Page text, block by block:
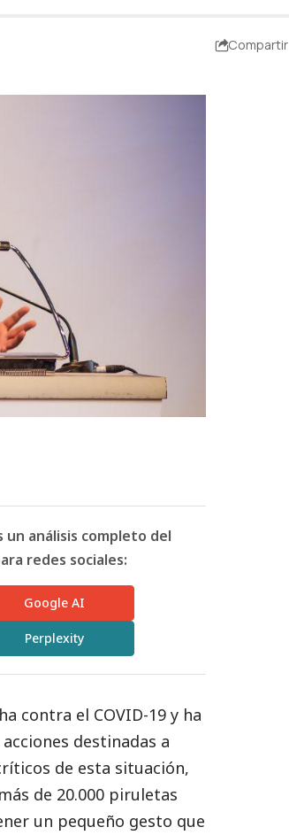
Compartir
análisis completo del
redes sociales:
Google AI
Perplexity
contra el COVID-19 y ha
destinadas a
de esta situación,
de 20.000 piruletas
un pequeño gesto que